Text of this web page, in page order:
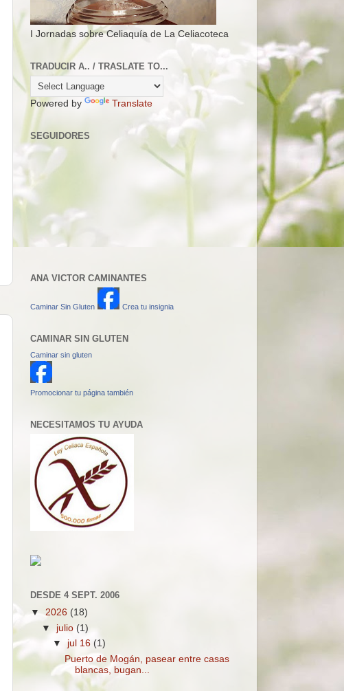
I Jornadas sobre Celiaquía de La Celiacoteca
TRADUCIR A.. / TRASLATE TO...
Powered by Translate
SEGUIDORES
ANA VICTOR CAMINANTES
Caminar Sin Gluten Crea tu insignia
CAMINAR SIN GLUTEN
Caminar sin gluten
Promocionar tu página también
NECESITAMOS TU AYUDA
DESDE 4 SEPT. 2006
▼ 2026 (18)
▼ julio(1)
▼jul 16(1)
Puerto de Mogán, pasear entre casas
blancas, bugan...